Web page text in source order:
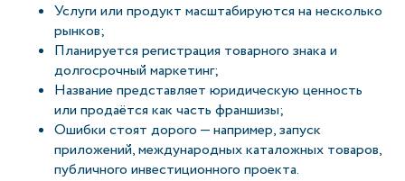
Услуги или продукт масштабируются на несколько
рынков;
Планируется регистрация товарного знака и
долгосрочный маркетинг;
Название представляет юридическую ценность
или продаётся как часть франшизы;
Ошибки стоят дорого — например, запуск
приложений, международных каталожных товаров,
публичного инвестиционного проекта.